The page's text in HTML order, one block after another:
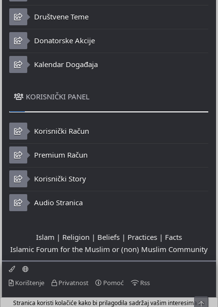
Društvene Teme
Donatorske Akcije
Kalendar Događaja
KORISNIČKI PANEL
Korisnički Račun
Premium Račun
Korisnički Story
Audio Stranica
Islam | Religion | Beliefs | Practices | Facts
Islamic Forum for the Muslim or (non) Muslim Community
Korištenje Privatnost Pomoć Rss
Stranica koristi kolačiće kako bi prilagodila sadržaj vašim interesima zaTop